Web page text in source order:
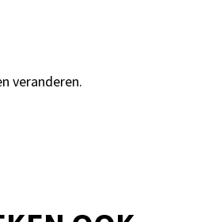
veranderen.